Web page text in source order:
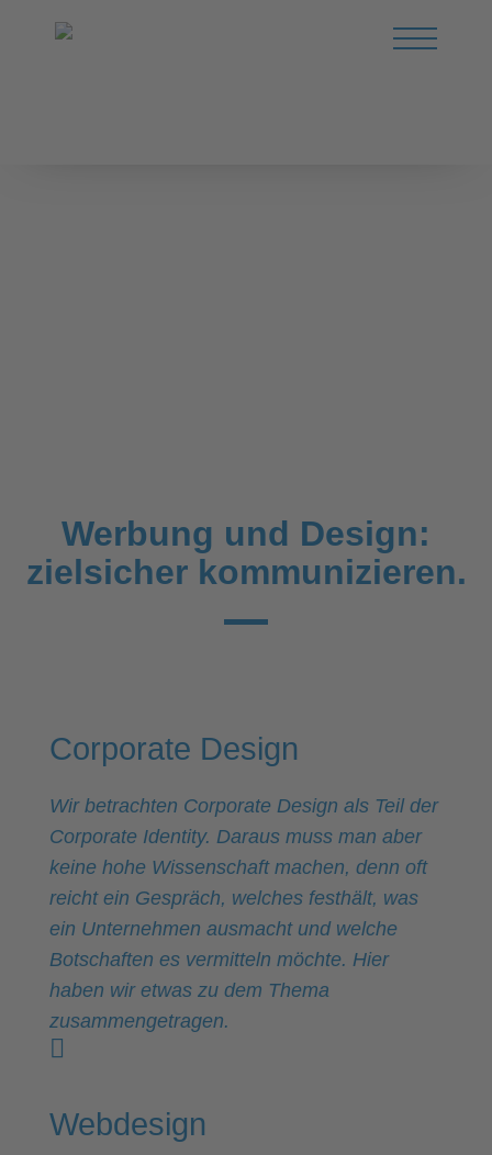
Werbung und Design:
zielsicher kommunizieren.
Corporate Design
Wir betrachten Corporate Design als Teil der
Corporate Identity. Daraus muss man aber
keine hohe Wissenschaft machen, denn oft
reicht ein Gespräch, welches festhält, was
ein Unternehmen ausmacht und welche
Botschaften es vermitteln möchte. Hier
haben wir etwas zu dem Thema
zusammengetragen.
Webdesign